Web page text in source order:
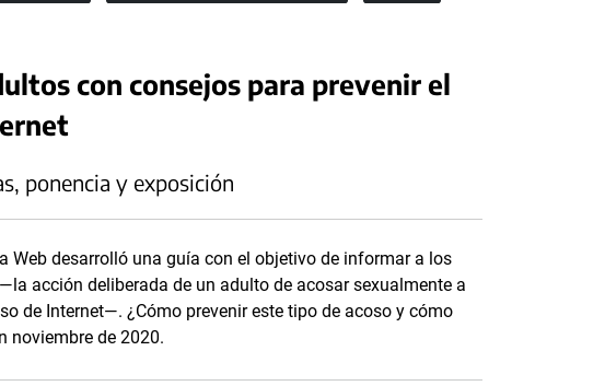
con consejos para prevenir el
ponencia y exposición
Web desarrolló una guía con el objetivo de informar a los
acción deliberada de un adulto de acosar sexualmente a
de Internet—. ¿Cómo prevenir este tipo de acoso y cómo
noviembre de 2020.